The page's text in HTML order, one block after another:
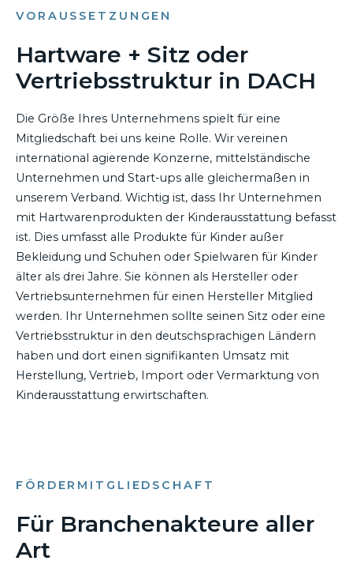
VORAUSSETZUNGEN
Hartware + Sitz oder
Vertriebsstruktur in DACH
Die Größe Ihres Unternehmens spielt für eine
Mitgliedschaft bei uns keine Rolle. Wir vereinen
international agierende Konzerne, mittelständische
Unternehmen und Start-ups alle gleichermaßen in
unserem Verband. Wichtig ist, dass Ihr Unternehmen
mit Hartwarenprodukten der Kinderausstattung befasst
ist. Dies umfasst alle Produkte für Kinder außer
Bekleidung und Schuhen oder Spielwaren für Kinder
älter als drei Jahre. Sie können als Hersteller oder
Vertriebsunternehmen für einen Hersteller Mitglied
werden. Ihr Unternehmen sollte seinen Sitz oder eine
Vertriebsstruktur in den deutschsprachigen Ländern
haben und dort einen signifikanten Umsatz mit
Herstellung, Vertrieb, Import oder Vermarktung von
Kinderausstattung erwirtschaften.
FÖRDERMITGLIEDSCHAFT
Für Branchenakteure aller
Art